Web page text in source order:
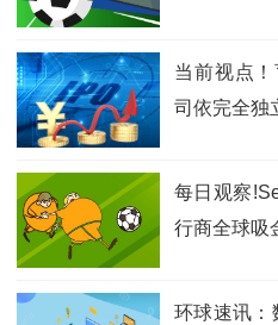
当前视点
司依完全独
每日观察
行商全球吸
环球速讯：